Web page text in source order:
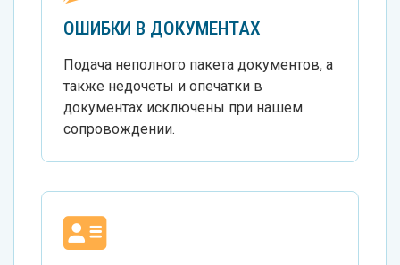
ОШИБКИ В ДОКУМЕНТАХ
Подача неполного пакета документов, а
также недочеты и опечатки в
документах исключены при нашем
сопровождении.